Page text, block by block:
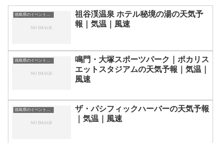
徳島県のイベント会場一覧
祖谷渓温泉 ホテル秘境の湯の天気予
報｜気温｜風速
徳島県のイベント会場一覧
鳴門・大塚スポーツパーク｜ポカリス
エットスタジアムの天気予報｜気温｜
風速
徳島県のイベント会場一覧
ザ・パシフィックハーバーの天気予報
｜気温｜風速